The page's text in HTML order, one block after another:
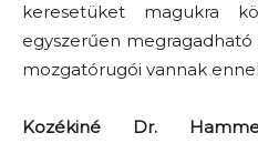
keresetüket magukra
egyszerűen
mozgatórugói vannak
Kozékiné Dr.